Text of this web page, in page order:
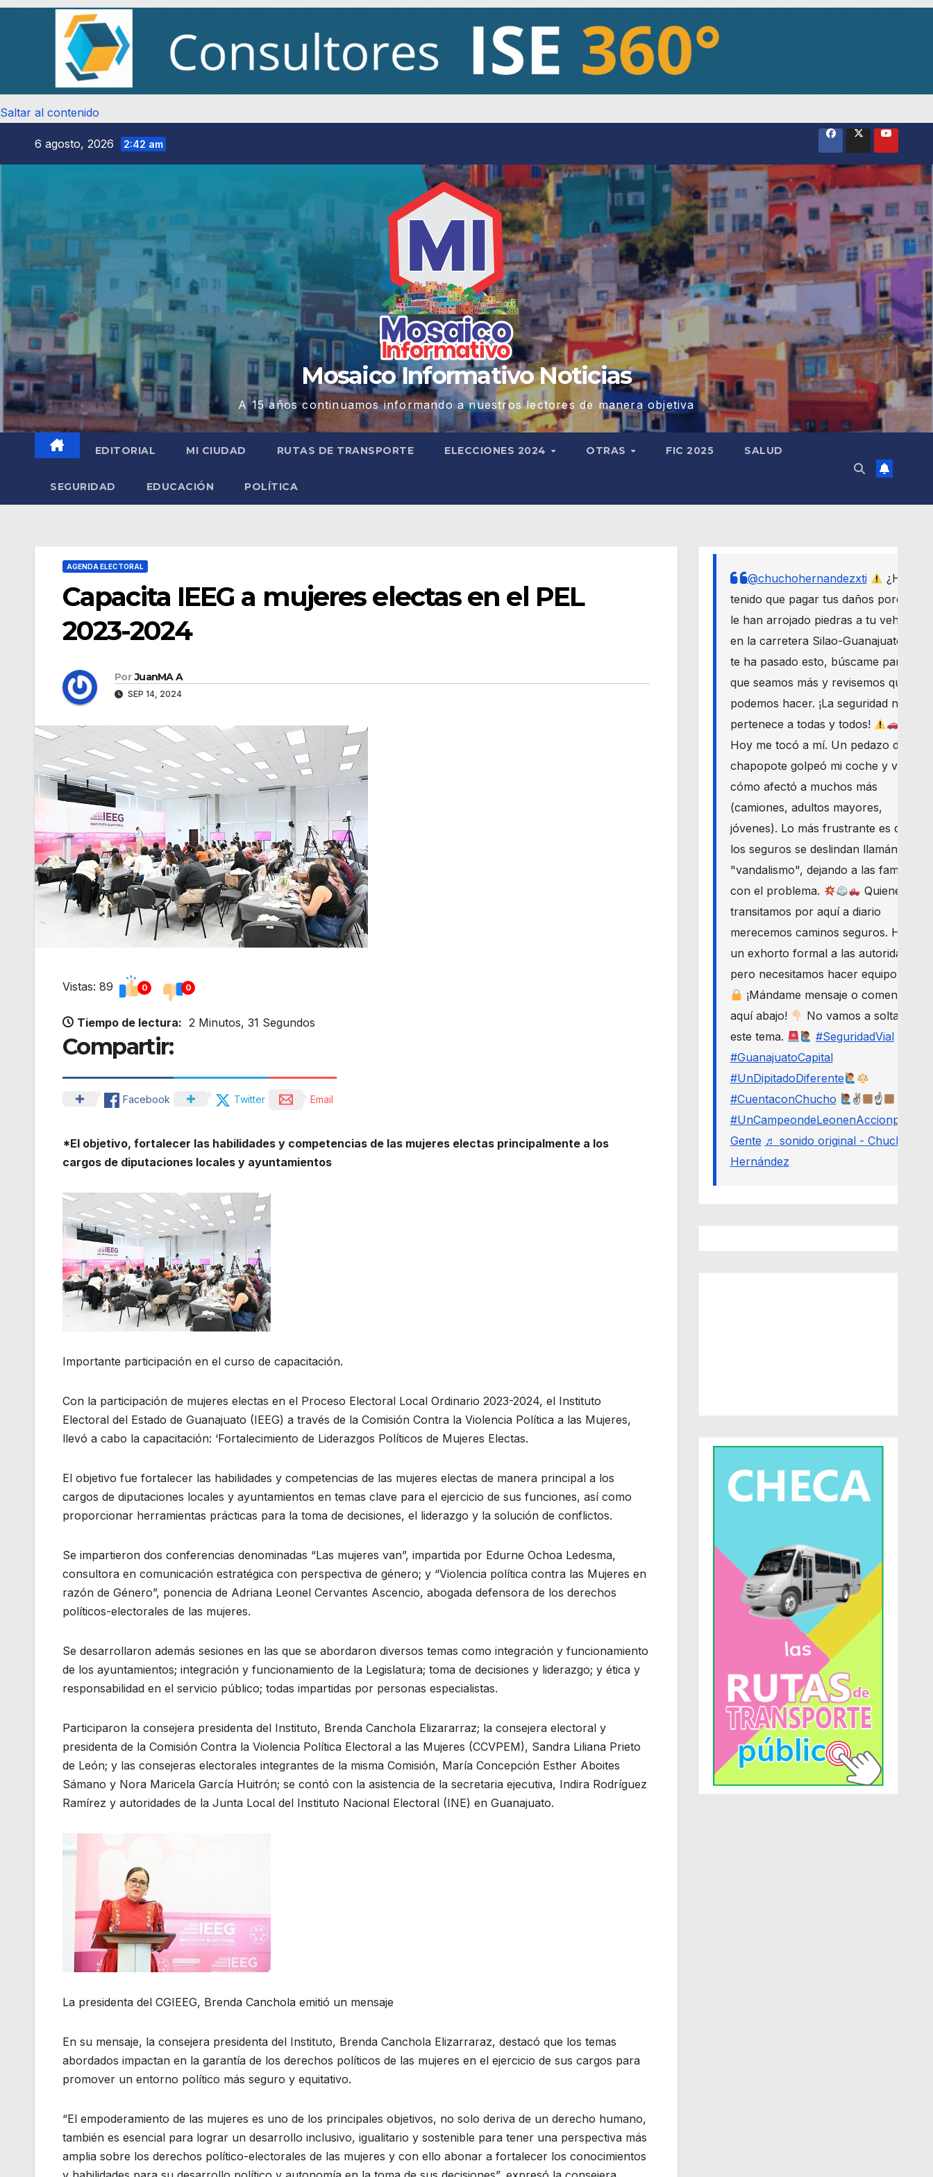
Saltar al contenido
6 agosto, 2026 2:42 am
Mosaico Informativo Noticias
A 15 años continuamos informando a nuestros lectores de manera objetiva
EDITORIAL MI CIUDAD RUTAS DE TRANSPORTE ELECCIONES 2024 OTRAS FIC 2025 SALUD
SEGURIDAD EDUCACIÓN POLÍTICA
AGENDA ELECTORAL
Capacita IEEG a mujeres electas en el PEL
2023-2024
Por JuanMA A
SEP 14, 2024
Vistas: 89 0 0
Tiempo de lectura: 2 Minutos, 31 Segundos
Compartir:
Facebook Twitter Email
*El objetivo, fortalecer las habilidades y competencias de las mujeres electas principalmente a los
cargos de diputaciones locales y ayuntamientos
Importante participación en el curso de capacitación.
Con la participación de mujeres electas en el Proceso Electoral Local Ordinario 2023-2024, el Instituto
Electoral del Estado de Guanajuato (IEEG) a través de la Comisión Contra la Violencia Política a las Mujeres,
llevó a cabo la capacitación: ‘Fortalecimiento de Liderazgos Políticos de Mujeres Electas.
El objetivo fue fortalecer las habilidades y competencias de las mujeres electas de manera principal a los
cargos de diputaciones locales y ayuntamientos en temas clave para el ejercicio de sus funciones, así como
proporcionar herramientas prácticas para la toma de decisiones, el liderazgo y la solución de conflictos.
Se impartieron dos conferencias denominadas “Las mujeres van”, impartida por Edurne Ochoa Ledesma,
consultora en comunicación estratégica con perspectiva de género; y “Violencia política contra las Mujeres en
razón de Género”, ponencia de Adriana Leonel Cervantes Ascencio, abogada defensora de los derechos
políticos-electorales de las mujeres.
Se desarrollaron además sesiones en las que se abordaron diversos temas como integración y funcionamiento
de los ayuntamientos; integración y funcionamiento de la Legislatura; toma de decisiones y liderazgo; y ética y
responsabilidad en el servicio público; todas impartidas por personas especialistas.
Participaron la consejera presidenta del Instituto, Brenda Canchola Elizararraz; la consejera electoral y
presidenta de la Comisión Contra la Violencia Política Electoral a las Mujeres (CCVPEM), Sandra Liliana Prieto
de León; y las consejeras electorales integrantes de la misma Comisión, María Concepción Esther Aboites
Sámano y Nora Maricela García Huitrón; se contó con la asistencia de la secretaria ejecutiva, Indira Rodríguez
Ramírez y autoridades de la Junta Local del Instituto Nacional Electoral (INE) en Guanajuato.
La presidenta del CGIEEG, Brenda Canchola emitió un mensaje
En su mensaje, la consejera presidenta del Instituto, Brenda Canchola Elizarraraz, destacó que los temas
abordados impactan en la garantía de los derechos políticos de las mujeres en el ejercicio de sus cargos para
promover un entorno político más seguro y equitativo.
“El empoderamiento de las mujeres es uno de los principales objetivos, no solo deriva de un derecho humano,
también es esencial para lograr un desarrollo inclusivo, igualitario y sostenible para tener una perspectiva más
amplia sobre los derechos político-electorales de las mujeres y con ello abonar a fortalecer los conocimientos
@chuchohernandezxti
¿Has
tenido que pagar tus daños porque
le han arrojado piedras a tu vehículo
en la carretera Silao-Guanajuato? Si
te ha pasado esto, búscame para
que seamos más y revisemos qué
podemos hacer. ¡La seguridad nos
pertenece a todas y todos!
Hoy me tocó a mí. Un pedazo de
chapopote golpeó mi coche y vi
cómo afectó a muchos más
(camiones, adultos mayores,
jóvenes). Lo más frustrante es que
los seguros se deslindan llamándolo
"vandalismo", dejando a las familias
con el problema.
Quienes
transitamos por aquí a diario
merecemos caminos seguros. Haré
un exhorto formal a las autoridades,
pero necesitamos hacer equipo.
¡Mándame mensaje o comenta
aquí abajo!
No vamos a soltar
este tema.
#SeguridadVial
#GuanajuatoCapital
#UnDipitadoDiferente
#CuentaconChucho
✌
☝
#UnCampeondeLeonenAccionporLa
Gente ♬ sonido original - Chucho
Hernández